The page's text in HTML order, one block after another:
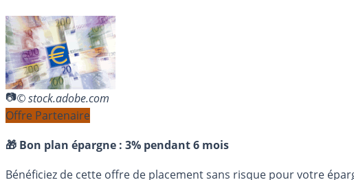
© stock.adobe.com
Offre Partenaire
🎁 Bon plan épargne : 3% pendant 6 mois
Bénéficiez de cette offre de placement sans risque pour votre